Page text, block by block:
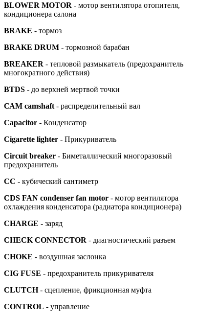
BLOWER MOTOR - мотор вентилятора отопителя,
кондиционера салона
BRAKE - тормоз
BRAKE DRUM - тормозной барабан
BREAKER - тепловой размыкатель (предохранитель
многократного действия)
BTDS - до верхней мертвой точки
САМ camshaft - распределительный вал
Capacitor - Конденсатор
Cigarette lighter - Прикуриватель
Circuit breaker - Биметаллический многоразовый
предохранитель
CC - кубический сантиметр
CDS FAN condenser fan motor - мотор вентилятора
охлаждения конденсатора (радиатора кондиционера)
CHARGE - заряд
CHECK CONNECTOR - диагностический разъем
CHOKE - воздушная заслонка
CIG FUSE - предохранитель прикуривателя
CLUTCH- сцепление, фрикционная муфта
CONTROL - управление